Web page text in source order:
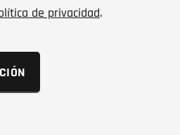
de privacidad.